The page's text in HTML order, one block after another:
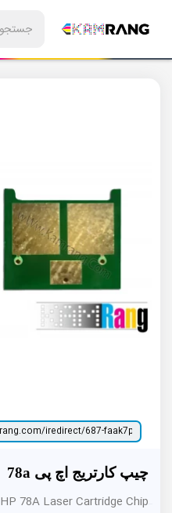
چیپ کارتریج اچ پی 78a
HP 78A Laser Cartridge Chip